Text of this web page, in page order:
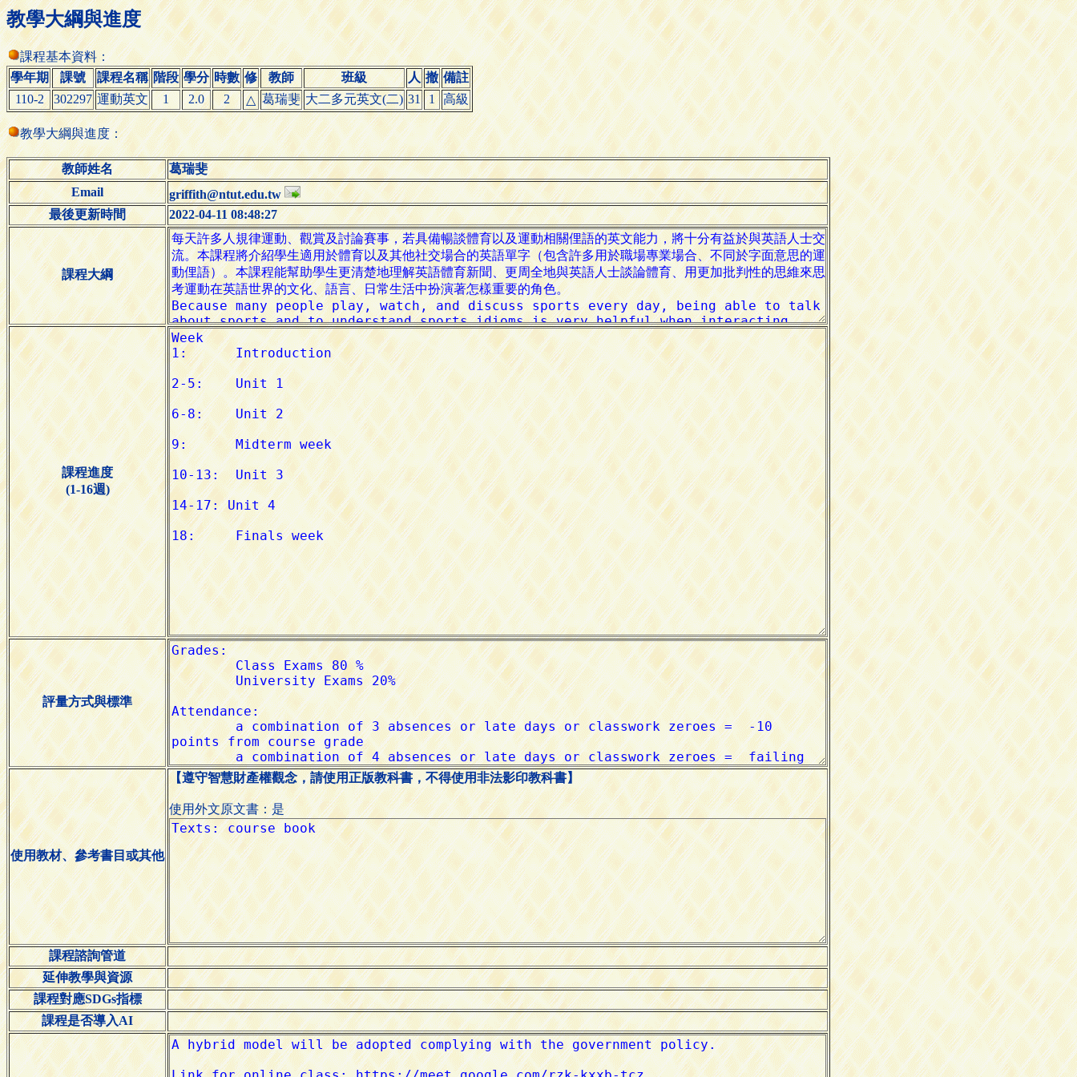
教學大綱與進度
課程基本資料：
學年期
課號 課程名稱 階段 學分 時數 修 教師 班級 人 撤 備註
110-2
302297 運動英文 1 2.0 2 △ 葛瑞斐 大二多元英文(二) 31 1 高級
教學大綱與進度：
教師姓名
葛瑞斐
Email
griffith@ntut.edu.tw
最後更新時間
2022-04-11 08:48:27
課程大綱
課程進度
(1-16週)
評量方式與標準
使用教材、參考書目或其他
【遵守智慧財產權觀念，請使用正版教科書，不得使用非法影印教科書】
使用外文原文書：是
課程諮詢管道
延伸教學與資源
課程對應SDGs指標
課程是否導入AI